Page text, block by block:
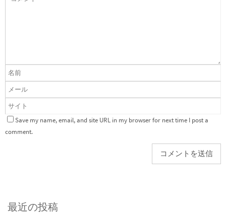
Save my name, email, and site URL in my browser for next time I post a
comment.
最近の投稿